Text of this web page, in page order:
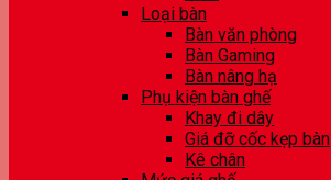
Loại bàn
Bàn văn phòng
Bàn Gaming
Bàn nâng hạ
Phụ kiện bàn ghế
Khay đi dây
Giá đỡ cốc kẹp bàn
Kê chân